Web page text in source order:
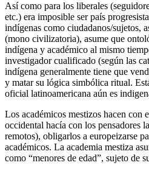
Así como para los liberales
etc.) era imposible ser país
indígenas como ciudadanos/sujetos,
(mono civilizatoria), asume que
indígena y académico al mismo
investigador cualificado (según las
indígena generalmente tiene que
y matar su lógica simbólica ritual.
oficial latinoamericana aún es
Los académicos mestizos hacen con
occidental hacía con los pensadores
remotos), obligarlos a europeizarse
académicos. La academia mestiza
como “menores de edad”, sujeto de